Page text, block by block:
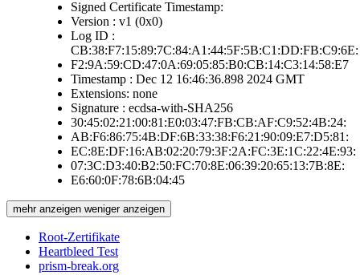
Signed Certificate Timestamp:
Version : v1 (0x0)
Log ID :
CB:38:F7:15:89:7C:84:A1:44:5F:5B:C1:DD:FB:C9:6E:
F2:9A:59:CD:47:0A:69:05:85:B0:CB:14:C3:14:58:E7
Timestamp : Dec 12 16:46:36.898 2024 GMT
Extensions: none
Signature : ecdsa-with-SHA256
30:45:02:21:00:81:E0:03:47:FB:CB:AF:C9:52:4B:24:
AB:F6:86:75:4B:DF:6B:33:38:F6:21:90:09:E7:D5:81:
EC:8E:DF:16:AB:02:20:79:3F:2A:FC:3E:1C:22:4E:93:
07:3C:D3:40:B2:50:FC:70:8E:06:39:20:65:13:7B:8E:
E6:60:0F:78:6B:04:45
mehr anzeigen weniger anzeigen
Root-Zertifikate
Heartbleed Test
prism-break.org